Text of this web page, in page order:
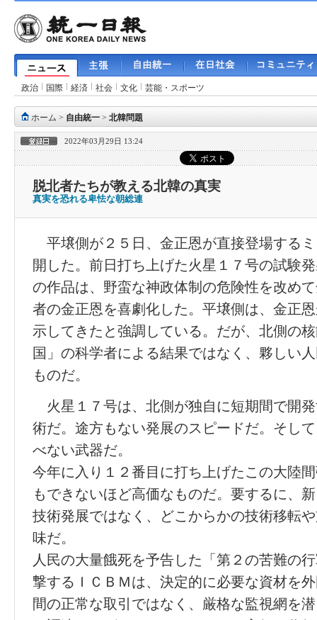
政治 国際 経済 社会 文化 芸能・スポーツ
ホーム > 自由統一 > 北韓問題
2022年03月29日 13:24
脱北者たちが教える北韓の真実
真実を恐れる卑怯な朝総連
平壌側が２５日、金正恩が直接登場する
開した。前日打ち上げた火星１７号の試験
の作品は、野蛮な神政体制の危険性を改め
者の金正恩を喜劇化した。平壌側は、金正
示してきたと強調している。だが、北側の
国」の科学者による結果ではなく、夥しい
ものだ。
火星１７号は、北側が独自に短期間で開
術だ。途方もない発展のスピードだ。そし
べない武器だ。
今年に入り１２番目に打ち上げたこの大陸
もできないほど高価なものだ。要するに、
技術発展ではなく、どこからかの技術移転
味だ。
人民の大量餓死を予告した「第２の苦難の
撃するＩＣＢＭは、決定的に必要な資材を
間の正常な取引ではなく、厳格な監視網を